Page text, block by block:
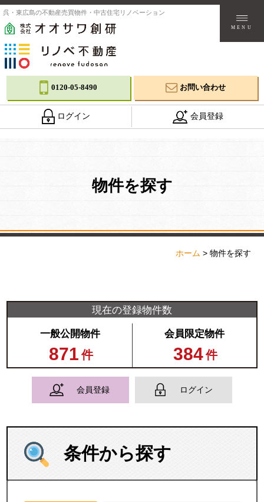
呉・東広島の不動産売買物件・中古住宅リノベーション
MENU
0120-05-8490 お問い合わせ
ログイン 会員登録
物件を探す
ホーム > 物件を探す
現在の登録物件数
一般公開物件
871 件
会員限定物件
384件
会員登録 ログイン
条件から探す